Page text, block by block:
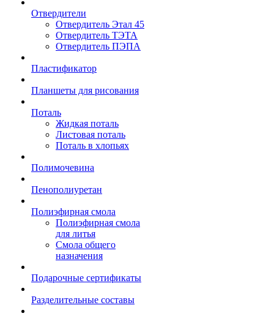
Отвердители
Отвердитель Этал 45
Отвердитель ТЭТА
Отвердитель ПЭПА
Пластификатор
Планшеты для рисования
Поталь
Жидкая поталь
Листовая поталь
Поталь в хлопьях
Полимочевина
Пенополиуретан
Полиэфирная смола
Полиэфирная смола
для литья
Смола общего
назначения
Подарочные сертификаты
Разделительные составы